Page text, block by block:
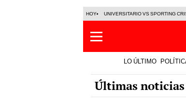
HOY UNIVERSITARIO VS SPORTING
LO ÚLTIMO
Últimas noticias